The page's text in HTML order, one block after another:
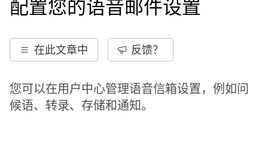
配置您的语音邮件设置
在此文章中 反馈？
您可以在用户中心管理语音信箱设置，例如问
候语、转录、存储和通知。